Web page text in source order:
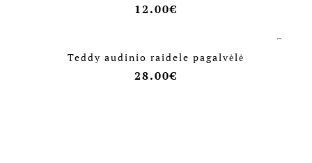
12.00€
Teddy audinio raidele pagalvėlė
28.00€